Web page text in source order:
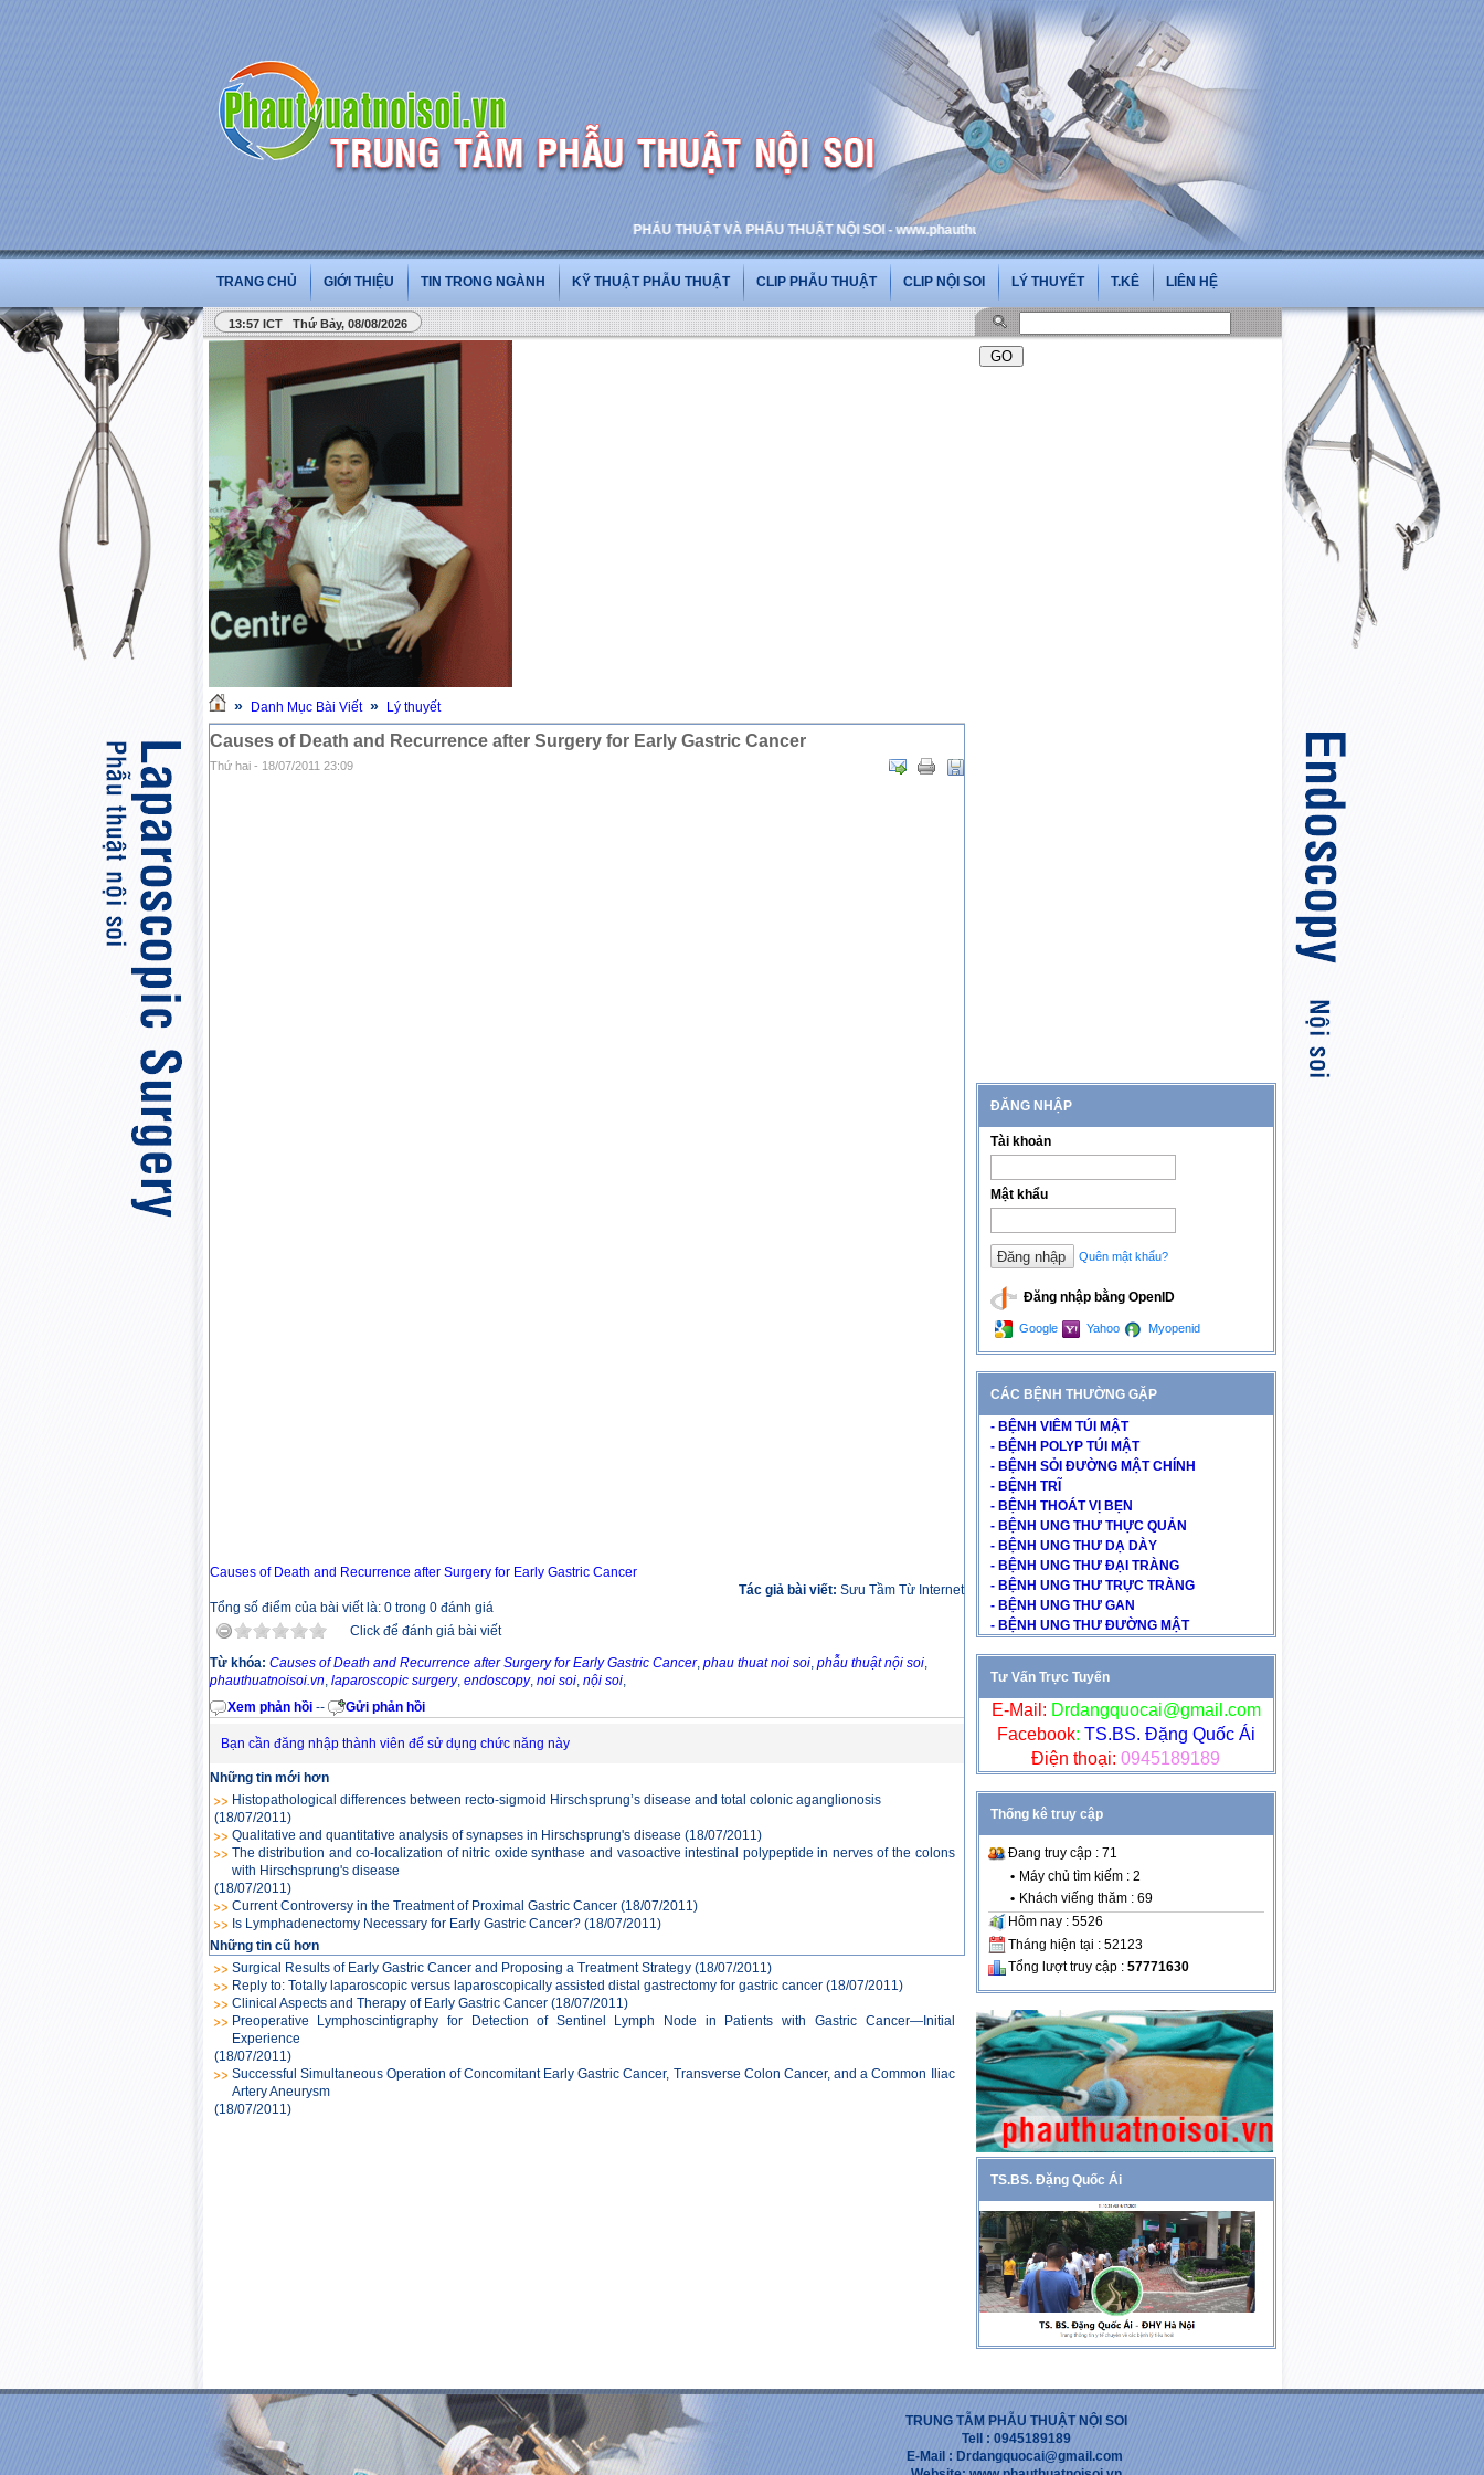
PHẪU THUẬT VÀ PHẪU THUẬT NỘI SOI - www.phauthuatnoisoi.vn
TRANG CHỦ GIỚI THIỆU TIN TRONG NGÀNH KỸ THUẬT PHẪU THUẬT CLIP PHẪU THUẬT CLIP NỘI SOI LÝ THUYẾT T.KÊ LIÊN HỆ
13:57 ICT Thứ Bảy, 08/08/2026
» Danh Mục Bài Viết » Lý thuyết
Causes of Death and Recurrence after Surgery for Early Gastric Cancer
Thứ hai - 18/07/2011 23:09
Causes of Death and Recurrence after Surgery for Early Gastric Cancer
Tác giả bài viết: Sưu Tầm Từ Internet
Tổng số điểm của bài viết là: 0 trong 0 đánh giá
Click để đánh giá bài viết
Từ khóa: Causes of Death and Recurrence after Surgery for Early Gastric Cancer, phau thuat noi soi, phẫu thuật nội soi,
phauthuatnoisoi.vn, laparoscopic surgery, endoscopy, noi soi, nội soi,
Xem phản hồi -- Gửi phản hồi
Bạn cần đăng nhập thành viên để sử dụng chức năng này
Những tin mới hơn
Histopathological differences between recto-sigmoid Hirschsprung’s disease and total colonic aganglionosis
(18/07/2011)
Qualitative and quantitative analysis of synapses in Hirschsprung's disease (18/07/2011)
The distribution and co-localization of nitric oxide synthase and vasoactive intestinal polypeptide in nerves of the colons
with Hirschsprung's disease
(18/07/2011)
Current Controversy in the Treatment of Proximal Gastric Cancer (18/07/2011)
Is Lymphadenectomy Necessary for Early Gastric Cancer? (18/07/2011)
Những tin cũ hơn
Surgical Results of Early Gastric Cancer and Proposing a Treatment Strategy (18/07/2011)
Reply to: Totally laparoscopic versus laparoscopically assisted distal gastrectomy for gastric cancer (18/07/2011)
Clinical Aspects and Therapy of Early Gastric Cancer (18/07/2011)
Preoperative Lymphoscintigraphy for Detection of Sentinel Lymph Node in Patients with Gastric Cancer—Initial
Experience
(18/07/2011)
Successful Simultaneous Operation of Concomitant Early Gastric Cancer, Transverse Colon Cancer, and a Common Iliac
Artery Aneurysm
(18/07/2011)
ĐĂNG NHẬP
Tài khoản
Mật khẩu
Quên mật khẩu?
Đăng nhập bằng OpenID
Google Yahoo Myopenid
CÁC BỆNH THƯỜNG GẶP
- BỆNH VIÊM TÚI MẬT
- BỆNH POLYP TÚI MẬT
- BỆNH SỎI ĐƯỜNG MẬT CHÍNH
- BỆNH TRĨ
- BỆNH THOÁT VỊ BẸN
- BỆNH UNG THƯ THỰC QUẢN
- BỆNH UNG THƯ DẠ DÀY
- BỆNH UNG THƯ ĐẠI TRÀNG
- BỆNH UNG THƯ TRỰC TRÀNG
- BỆNH UNG THƯ GAN
- BỆNH UNG THƯ ĐƯỜNG MẬT
Tư Vấn Trực Tuyến
E-Mail: Drdangquocai@gmail.com
Facebook: TS.BS. Đặng Quốc Ái
Điện thoại: 0945189189
Thống kê truy cập
Đang truy cập : 71
• Máy chủ tìm kiếm : 2
• Khách viếng thăm : 69
Hôm nay : 5526
Tháng hiện tại : 52123
Tổng lượt truy cập : 57771630
TS.BS. Đặng Quốc Ái
TRUNG TẪM PHẪU THUẬT NỘI SOI
Tell : 0945189189
E-Mail : Drdangquocai@gmail.com